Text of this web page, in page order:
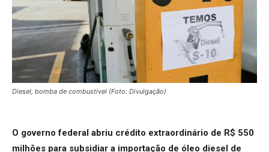
Diesel, bomba de combustível (Foto: Divulgação)
O governo federal abriu crédito extraordinário de R$ 550
milhões para subsidiar a importação de óleo diesel de